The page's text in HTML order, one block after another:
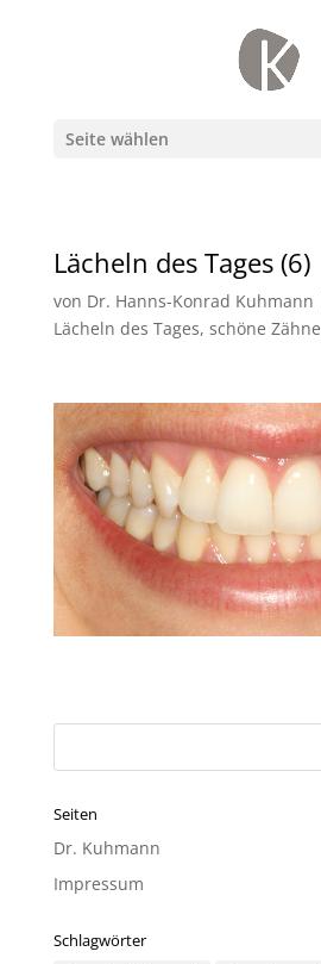
Seite wählen
Lächeln des Tages (6)
von Dr. Hanns-Konrad Kuhmann
Lächeln des Tages, schöne Zähne
Seiten
Dr. Kuhmann
Impressum
Schlagwörter